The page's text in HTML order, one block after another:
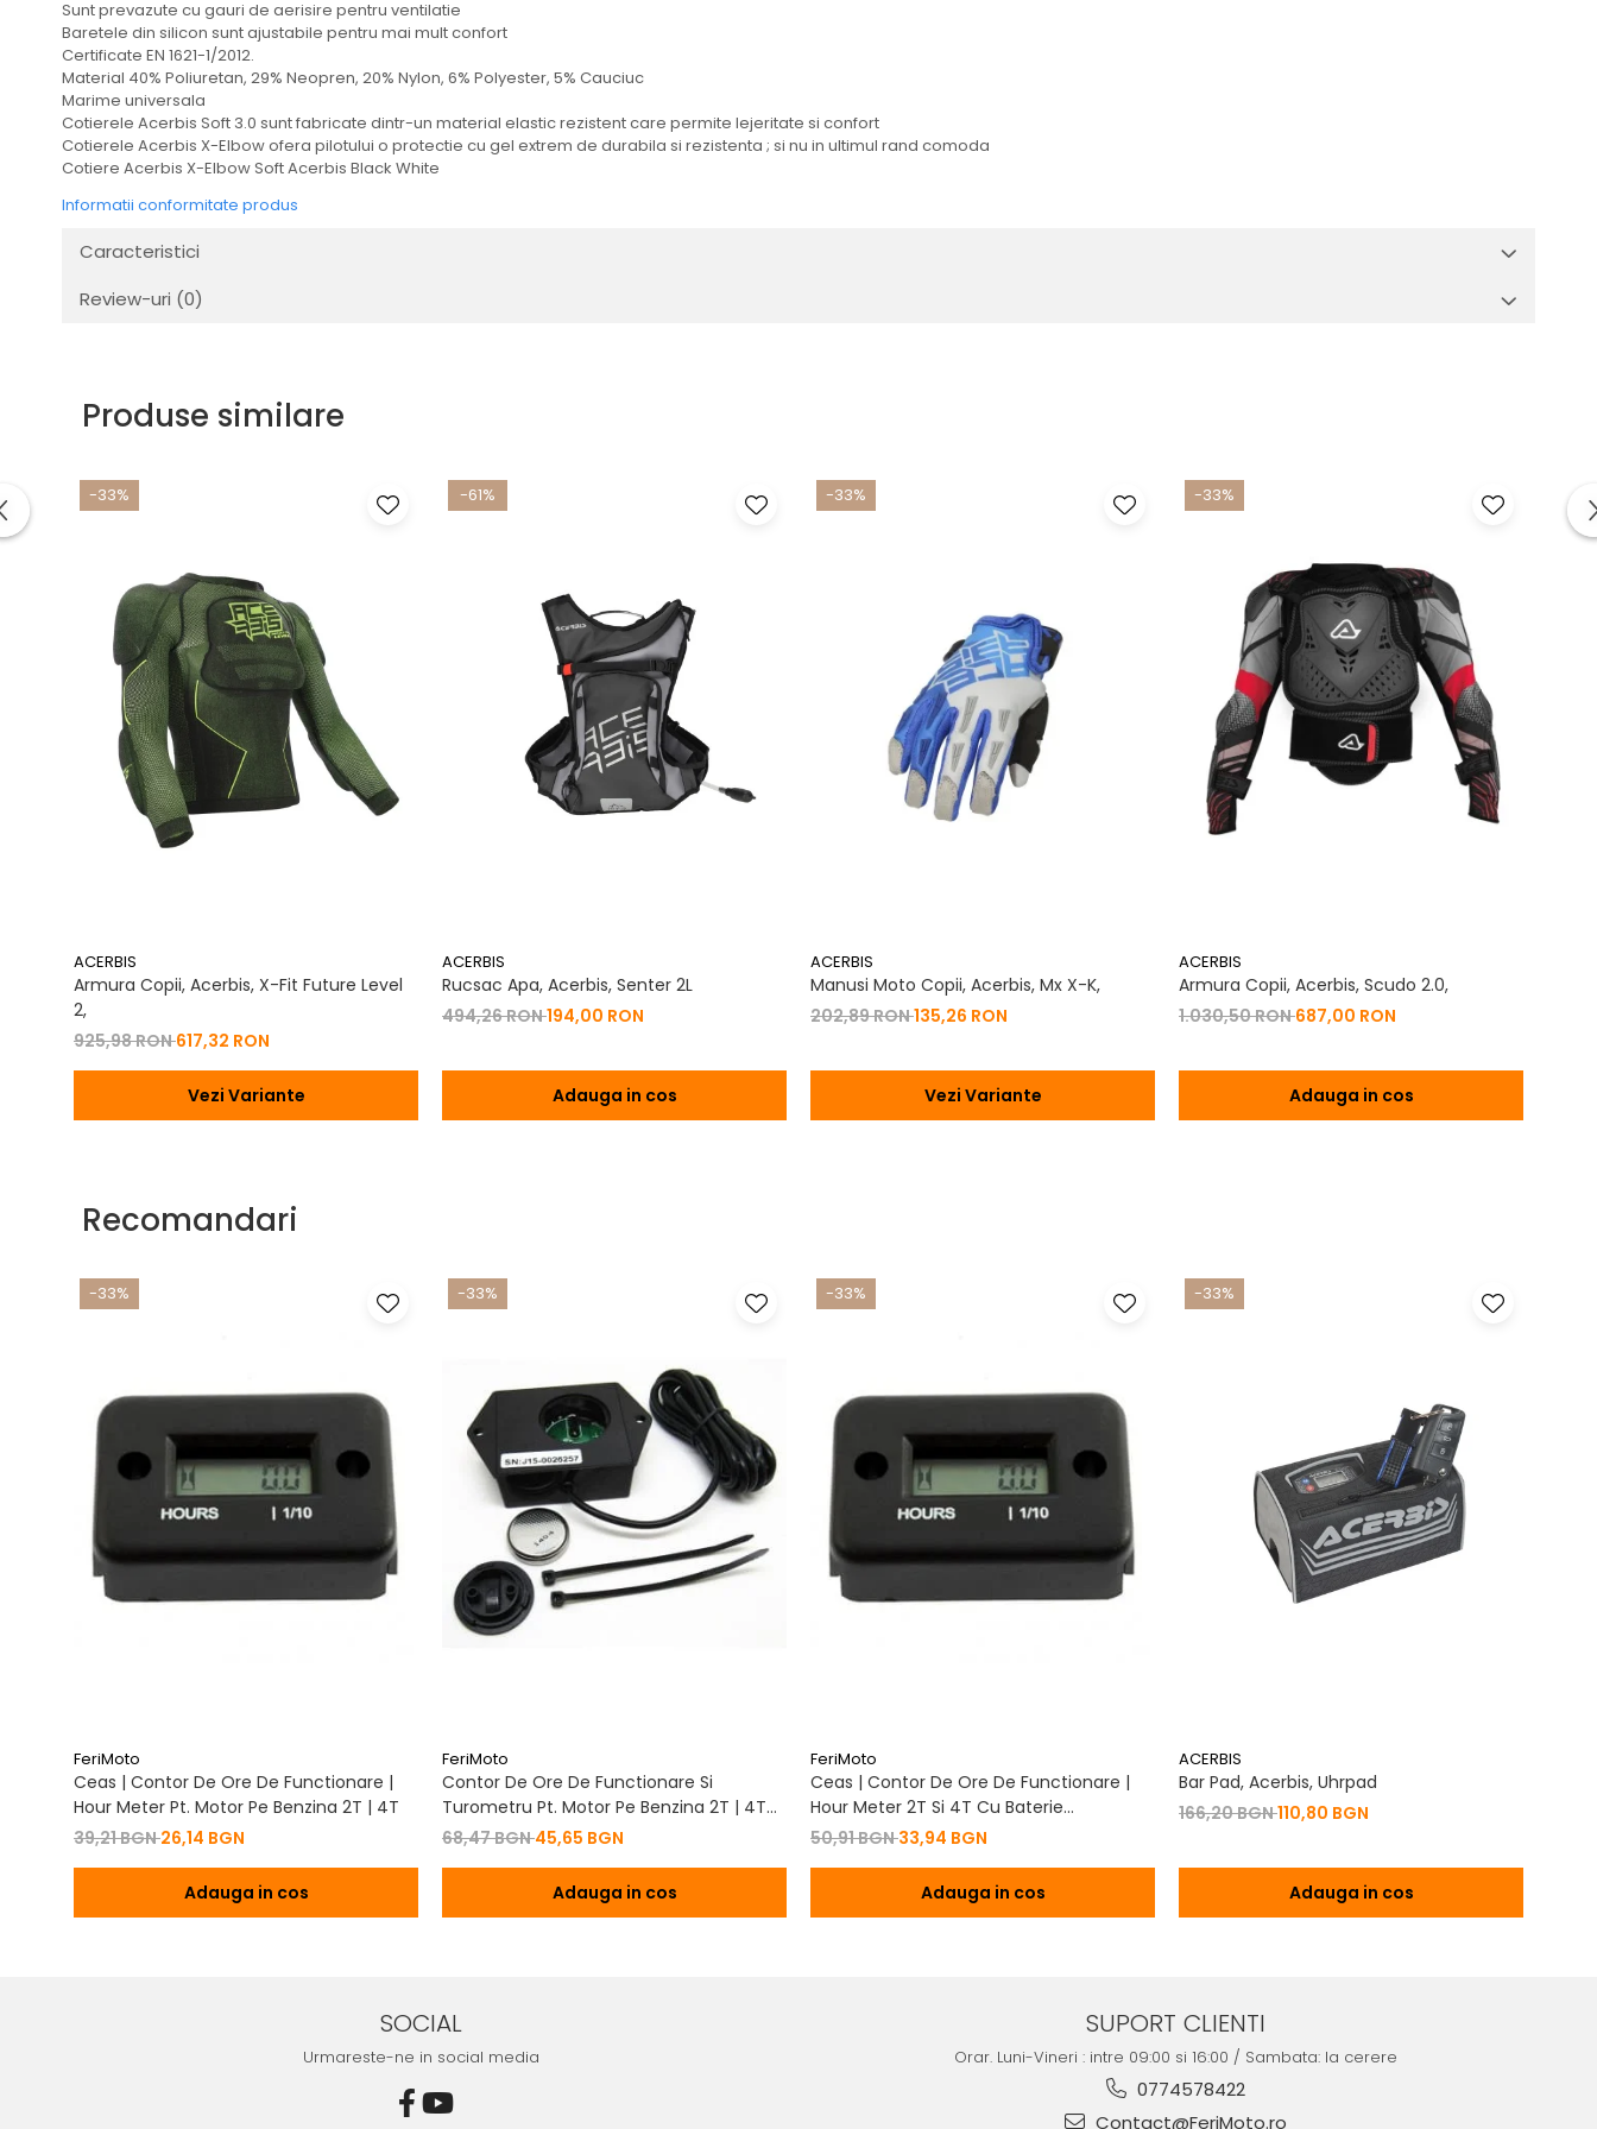
Transmisie
Tuning
Sunt prevazute cu gauri de aerisire pentru ventilatie
Baretele din silicon sunt ajustabile pentru mai mult confort
Certificate EN 1621-1/2012.
Material 40% Poliuretan, 29% Neopren, 20% Nylon, 6% Polyester, 5% Cauciuc
Marime universala
Cotierele Acerbis Soft 3.0 sunt fabricate dintr-un material elastic rezistent care permite lejeritate si confort
Cotierele Acerbis X-Elbow ofera pilotului o protectie cu gel extrem de durabila si rezistenta ; si nu in ultimul rand comoda
Cotiere Acerbis X-Elbow Soft Acerbis Black White
Informatii conformitate produs
Caracteristici
Review-uri (0)
Produse similare
-33%
ACERBIS
Armura Copii, Acerbis, X-Fit Future Level
2,
925,98 RON617,32 RON
Vezi Variante
-61%
ACERBIS
Rucsac Apa, Acerbis, Senter 2L
494,26 RON194,00 RON
Adauga in cos
-33%
ACERBIS
Manusi Moto Copii, Acerbis, Mx X-K,
202,89 RON135,26 RON
Vezi Variante
-33%
ACERBIS
Armura Copii, Acerbis, Scudo 2.0,
1.030,50 RON687,00 RON
Adauga in cos
-
Recomandari
-33%
FeriMoto
Ceas | Contor De Ore De Functionare |
Hour Meter Pt. Motor Pe Benzina 2T | 4T
39,21 BGN26,14 BGN
Adauga in cos
-33%
FeriMoto
Contor De Ore De Functionare Si
Turometru Pt. Motor Pe Benzina 2T | 4T
Cu Capac De Baterie
68,47 BGN45,65 BGN
Adauga in cos
-33%
FeriMoto
Ceas | Contor De Ore De Functionare |
Hour Meter 2T Si 4T Cu Baterie
Schimbabila Pt. Motor Pe Benzina 2T | 4T
50,91 BGN33,94 BGN
Adauga in cos
-33%
ACERBIS
Bar Pad, Acerbis, Uhrpad
166,20 BGN110,80 BGN
Adauga in cos
SOCIAL
Urmareste-ne in social media
SUPORT CLIENTI
Orar. Luni-Vineri : intre 09:00 si 16:00 / Sambata: la cerere
0774578422
Contact@FeriMoto.ro